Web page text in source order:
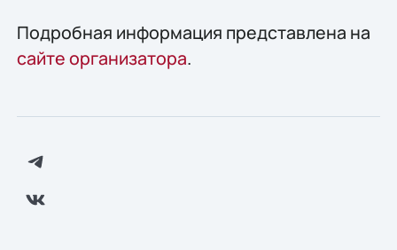
Подробная информация представлена на
сайте организатора.